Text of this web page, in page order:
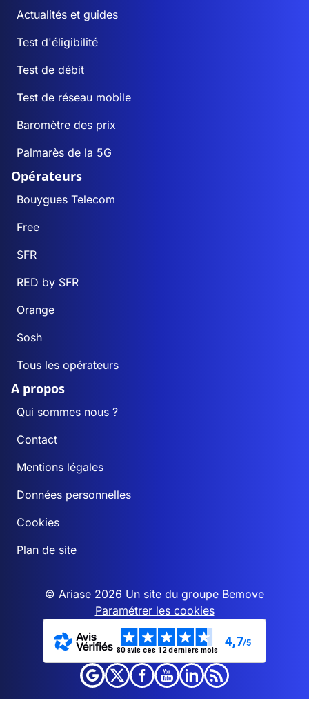
Actualités et guides
Test d'éligibilité
Test de débit
Test de réseau mobile
Baromètre des prix
Palmarès de la 5G
Opérateurs
Bouygues Telecom
Free
SFR
RED by SFR
Orange
Sosh
Tous les opérateurs
A propos
Qui sommes nous ?
Contact
Mentions légales
Données personnelles
Cookies
Plan de site
© Ariase 2026 Un site du groupe Bemove
Paramétrer les cookies
80 avis ces 12 derniers mois
4,7/5